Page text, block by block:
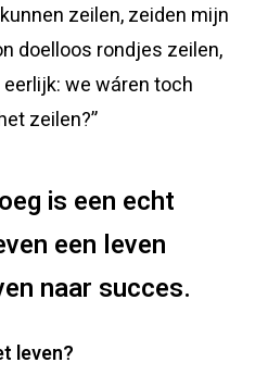
zeilen, zeiden mijn
doelloos rondjes zeilen,
we wáren toch
zeilen?”
is een echt
een leven
naar succes.
leven?